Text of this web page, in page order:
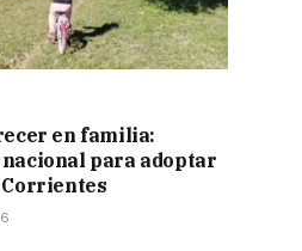
en familia:
para adoptar
Corrientes